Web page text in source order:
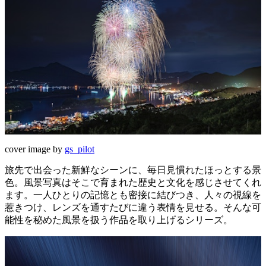
cover image by gs_pilot
旅先で出会った新鮮なシーンに、毎日見慣れたほっとする景
色。風景写真はそこで育まれた歴史と文化を感じさせてくれ
ます。一人ひとりの記憶とも密接に結びつき、人々の視線を
惹きつけ、レンズを通すたびに違う表情を見せる。そんな可
能性を秘めた風景を扱う作品を取り上げるシリーズ。